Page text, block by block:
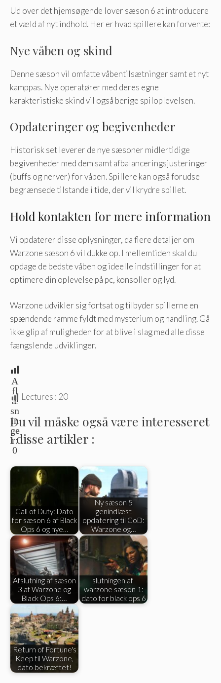
Ud over det hjemsøgende lover sæson 6 at introducere
et væld af nyt indhold. Her er hvad spillere kan forvente:
Nye våben og skind
Denne sæson vil omfatte våbentilsætninger samt et nyt
kamppas. Nye operatører med deres egne
karakteristiske skind vil også berige spiloplevelsen.
Opdateringer og begivenheder
Historisk set leverer de nye sæsoner midlertidige
begivenheder med dem samt afbalanceringsjusteringer
(buffs og nerver) for våben. Spillere kan også forudse
begrænsede tilstande i tide, der vil krydre spillet.
Hold kontakten for mere information
Vi opdaterer disse oplysninger, da flere detaljer om
Warzone sæson 6 vil dukke op. I mellemtiden skal du
opdage de bedste våben og ideelle indstillinger for at
optimere din oplevelse på pc, konsoller og lyd.
Warzone udvikler sig fortsat og tilbyder spillerne en
spændende ramme fyldt med mysterium og handling. Gå
ikke glip af muligheden for at blive i slag med alle disse
fængslende udviklinger.
A
fl
æ
sn
in
ge
r:
0
Lectures : 20
Du vil måske også være interesseret
i disse artikler :
Call of Duty: Dato
for sæson 6 af Black
Ops 6 og nye…
Ny sæson 5
genindlæst
opdatering til CoD:
Warzone og…
Afslutning af sæson
3 af Warzone og
Black Ops 6:…
slutningen af ​​
warzone sæson 1:
dato for black ops 6
Return of Fortune's
Keep til Warzone,
dato bekræftet!